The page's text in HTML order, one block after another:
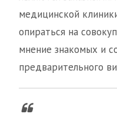
медицинской
опираться на
мнение знакомых и
предварительного